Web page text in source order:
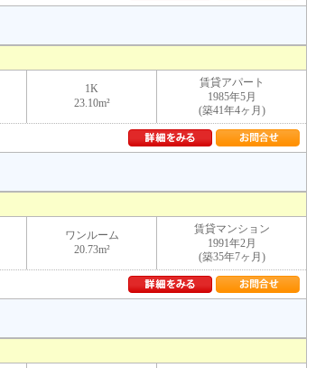
1K
23.10m²
賃貸アパート
1985年5月
(築41年4ヶ月)
ワンルーム
20.73m²
賃貸マンション
1991年2月
(築35年7ヶ月)